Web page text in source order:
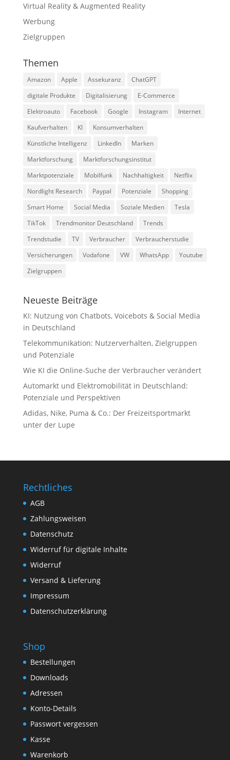
Virtual Reality & Augmented Reality
Werbung
Zielgruppen
Themen
Amazon Apple Assekuranz
ChatGPT
digitale Produkte
Digitalisierung
E-Commerce
Elektroauto
Facebook Google Instagram
Internet
Kaufverhalten
KI
Konsumverhalten
Künstliche Intelligenz
LinkedIn
Marken
Marktforschung
Marktforschungsinstitut
Marktpotenziale
Mobilfunk Nachhaltigkeit
Netflix
Nordlight Research
Paypal Potenziale
Shopping
Smart Home
Social Media Soziale Medien
Tesla
TikTok
Trendmonitor Deutschland
Trends
Trendstudie
TV Verbraucher
Verbraucherstudie
Versicherungen
Vodafone VW WhatsApp
Youtube
Zielgruppen
Neueste Beiträge
KI: Nutzung von Chatbots, Voicebots & Social Media
in Deutschland
Telekommunikation: Nutzerverhalten, Zielgruppen
und Potenziale
Wie KI die Online-Suche der Verbraucher verändert
Automarkt und Elektromobilität in Deutschland:
Potenziale und Perspektiven
Adidas, Nike, Puma & Co.: Der Freizeitsportmarkt
unter der Lupe
Rechtliches
AGB
Zahlungsweisen
Datenschutz
Widerruf für digitale Inhalte
Widerruf
Versand & Lieferung
Impressum
Datenschutzerklärung
Shop
Bestellungen
Downloads
Adressen
Konto-Details
Passwort vergessen
Kasse
Warenkorb